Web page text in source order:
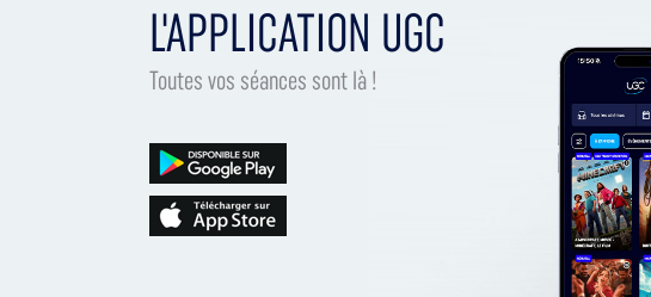
L'APPLICATION UGC
Toutes vos séances sont là !